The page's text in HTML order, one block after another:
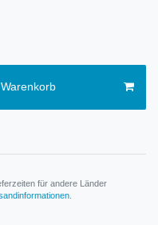
für andere Länder